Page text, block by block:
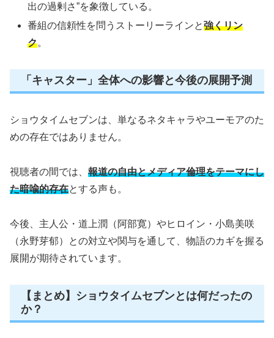
出の過剰さ”を象徴している。
番組の信頼性を問うストーリーラインと強くリン
ク。
「キャスター」全体への影響と今後の展開予測
ショウタイムセブンは、単なるネタキャラやユーモアのた
めの存在ではありません。
視聴者の間では、 報道の自由とメディア倫理をテーマにし
た暗喩的存在とする声も。
今後、主人公・道上潤（阿部寛）やヒロイン・小島美咲
（永野芽郁）との対立や関与を通して、物語のカギを握る
展開が期待されています。
【まとめ】ショウタイムセブンとは何だったの
か？